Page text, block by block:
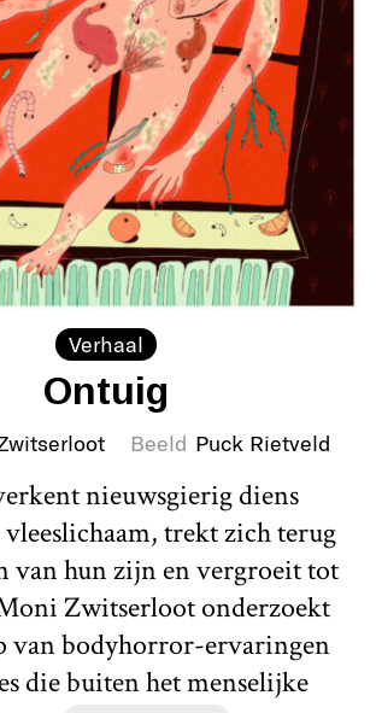
Verhaal
Ontuig
Beeld Puck Rietveld
nieuwsgierig diens
trekt zich terug
van hun zijn en vergroeit tot
Zwitserloot onderzoekt
van bodyhorror-ervaringen
die buiten het menselijke